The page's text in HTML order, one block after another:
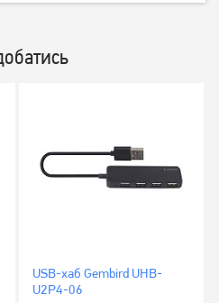
USB-хаб Gembird UHB-
U2P4-06